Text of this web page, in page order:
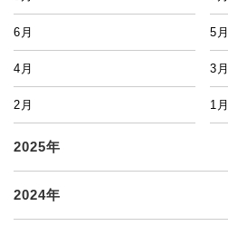
6月 5月
4月 3月
2月 1月
2025年
2024年